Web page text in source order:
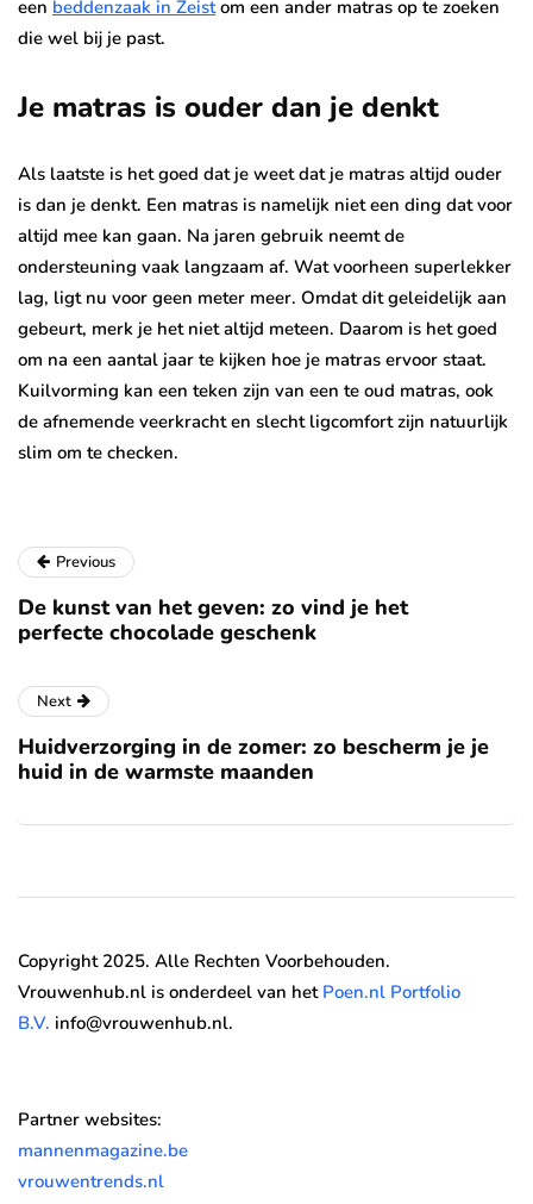
een beddenzaak in Zeistom een ander matras op te zoeken
die wel bij je past.
Je matras is ouder dan je denkt
Als laatste is het goed dat je weet dat je matras altijd ouder
is dan je denkt. Een matras is namelijk niet een ding dat voor
altijd mee kan gaan. Na jaren gebruik neemt de
ondersteuning vaak langzaam af. Wat voorheen superlekker
lag, ligt nu voor geen meter meer. Omdat dit geleidelijk aan
gebeurt, merk je het niet altijd meteen. Daarom is het goed
om na een aantal jaar te kijken hoe je matras ervoor staat.
Kuilvorming kan een teken zijn van een te oud matras, ook
de afnemende veerkracht en slecht ligcomfort zijn natuurlijk
slim om te checken.
Previous
De kunst van het geven: zo vind je het
perfecte chocolade geschenk
Next
Huidverzorging in de zomer: zo bescherm je je
huid in de warmste maanden
Copyright 2025. Alle Rechten Voorbehouden.
Vrouwenhub.nl is onderdeel van het Poen.nl Portfolio
B.V. info@vrouwenhub.nl.
Partner websites:
mannenmagazine.be
vrouwentrends.nl